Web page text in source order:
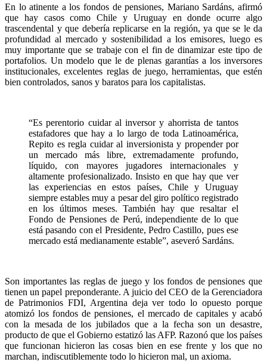
En lo atinente a los fondos de pensiones, Mariano Sardáns, afirmó
que hay casos como Chile y Uruguay en donde ocurre algo
trascendental y que debería replicarse en la región, ya que se le da
profundidad al mercado y sostenibilidad a los emisores, luego es
muy importante que se trabaje con el fin de dinamizar este tipo de
portafolios. Un modelo que le de plenas garantías a los inversores
institucionales, excelentes reglas de juego, herramientas, que estén
bien controlados, sanos y baratos para los capitalistas.
“Es perentorio cuidar al inversor y ahorrista de tantos
estafadores que hay a lo largo de toda Latinoamérica,
Repito es regla cuidar al inversionista y propender por
un mercado más libre, extremadamente profundo,
líquido, con mayores jugadores internacionales y
altamente profesionalizado. Insisto en que hay que ver
las experiencias en estos países, Chile y Uruguay
siempre estables muy a pesar del giro político registrado
en los últimos meses. También hay que resaltar el
Fondo de Pensiones de Perú, independiente de lo que
está pasando con el Presidente, Pedro Castillo, pues ese
mercado está medianamente estable”, aseveró Sardáns.
Son importantes las reglas de juego y los fondos de pensiones que
tienen un papel preponderante. A juicio del CEO de la Gerenciadora
de Patrimonios FDI, Argentina deja ver todo lo opuesto porque
atomizó los fondos de pensiones, el mercado de capitales y acabó
con la mesada de los jubilados que a la fecha son un desastre,
producto de que el Gobierno estatizó las AFP. Razonó que los países
que funcionan hicieron las cosas bien en ese frente y los que no
marchan, indiscutiblemente todo lo hicieron mal, un axioma.